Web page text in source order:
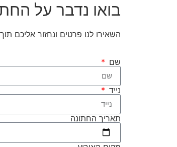
בואו נדבר על
השאירו לנו פרטים ונחזור אליכם
שם
נייד
תאריך החתונה